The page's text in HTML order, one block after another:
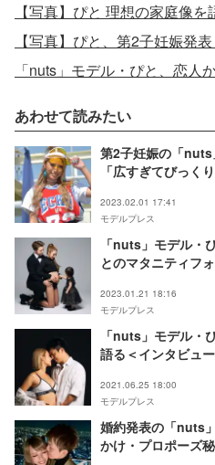
【写真】ぴと 理想の家庭像を
「nuts」モデル・ぴと、恋人
あわせて読みたい
第2子妊娠の「
「広すぎてびっく
2023.02.01 17:41
モデルプレス
「nuts」モデル・
とのマタニティフ
2023.01.21 18:16
モデルプレス
「nuts」モデル・
語る＜インタビュ
2021.06.25 18:00
モデルプレス
婚約発表の「nuts
かけ・プロポーズ